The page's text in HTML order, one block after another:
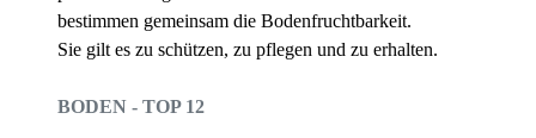
bestimmen gemeinsam die Bodenfruchtbarkeit.
Sie gilt es zu schützen, zu pflegen und zu erhalten.
BODEN - TOP 12